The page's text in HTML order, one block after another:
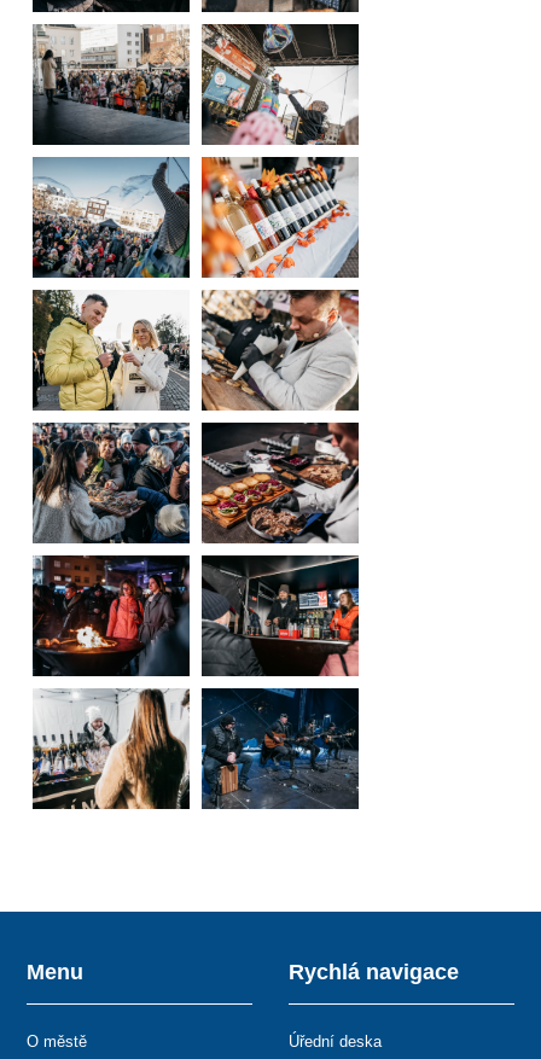
Menu
O městě
Rychlá navigace
Úřední deska